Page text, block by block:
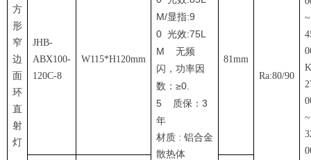
方
形
窄
边
面
环
直
射
灯
M/显指:9
0 光效:75L
M 无频
闪，功率因
数：≥0.
5 质保：3
年
材质 : 铝合金
散热体
Ra:80/90
~
K
~
JHB-
ABX100-
120C-8
W115*H120mm 81mm